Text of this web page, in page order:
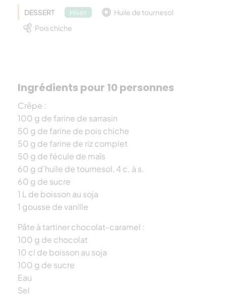
DESSERT Hiver
Huile de tournesol
Pois chiche
Ingrédients pour 10 personnes
Crêpe :
100 g de farine de sarrasin
50 g de farine de pois chiche
50 g de farine de riz complet
50 g de fécule de maïs
60 g d’huile de tournesol, 4 c. à s.
60 g de sucre
1 L de boisson au soja
1 gousse de vanille
Pâte à tartiner chocolat-caramel :
100 g de chocolat
10 cl de boisson au soja
100 g de sucre
Eau
Sel